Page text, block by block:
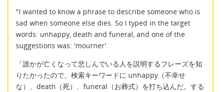
"I wanted to know a phrase to describe someone who is
sad when someone else dies. So I typed in the target
words: unhappy, death and funeral, and one of the
suggestions was: 'mourner'.
「誰かが亡くなって悲しんでいる人を説明するフレーズを知
りたかったので、検索キーワードに unhappy（不幸せ
な）、death（死）、funeral（お葬式）を打ち込んだ。する